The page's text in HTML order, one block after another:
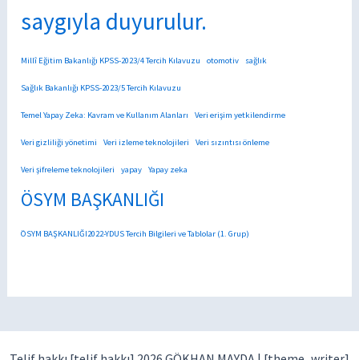
saygıyla duyurulur.
Millî Eğitim Bakanlığı KPSS-2023/4 Tercih Kılavuzu otomotiv sağlık
Sağlık Bakanlığı KPSS-2023/5 Tercih Kılavuzu
Temel Yapay Zeka: Kavram ve Kullanım Alanları Veri erişim yetkilendirme
Veri gizliliği yönetimi Veri izleme teknolojileri Veri sızıntısı önleme
Veri şifreleme teknolojileri yapay Yapay zeka
ÖSYM BAŞKANLIĞI
ÖSYM BAŞKANLIĞI2022-YDUS Tercih Bilgileri ve Tablolar (1. Grup)